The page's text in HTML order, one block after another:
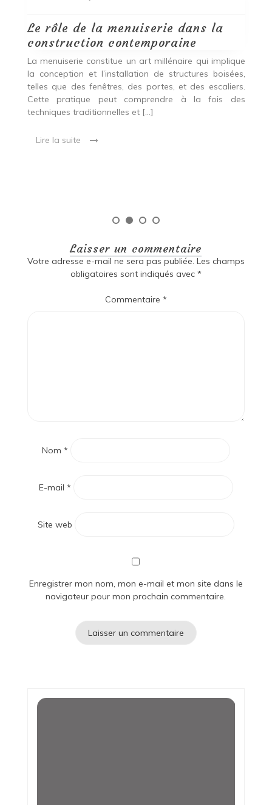
Le rôle de la menuiserie dans la
construction contemporaine
La menuiserie constitue un art millénaire qui implique
la conception et l’installation de structures boisées,
telles que des fenêtres, des portes, et des escaliers.
Cette pratique peut comprendre à la fois des
techniques traditionnelles et […]
Lire la suite
Laisser un commentaire
Votre adresse e-mail ne sera pas publiée. Les champs
obligatoires sont indiqués avec *
Commentaire *
Nom *
E-mail *
Site web
Enregistrer mon nom, mon e-mail et mon site dans le
navigateur pour mon prochain commentaire.